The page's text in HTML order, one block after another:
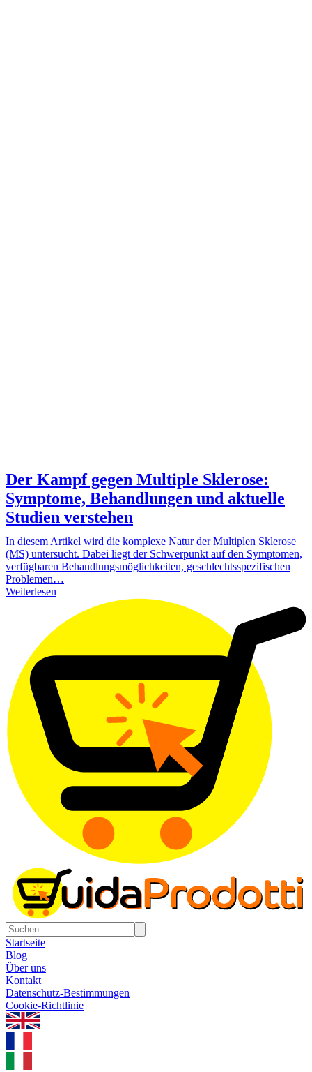
Der Kampf gegen Multiple Sklerose:
Symptome, Behandlungen und aktuelle
Studien verstehen
In diesem Artikel wird die komplexe Natur der Multiplen Sklerose
(MS) untersucht. Dabei liegt der Schwerpunkt auf den Symptomen,
verfügbaren Behandlungsmöglichkeiten, geschlechtsspezifischen
Problemen…
Weiterlesen
Startseite
Blog
Über uns
Kontakt
Datenschutz-Bestimmungen
Cookie-Richtlinie